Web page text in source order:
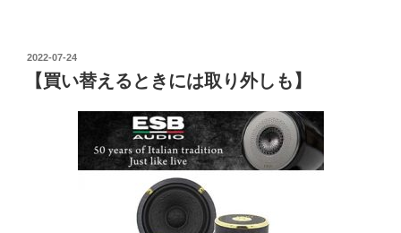
投
稿
日:
2022-07-24
【買い替えるときには取り外しも】